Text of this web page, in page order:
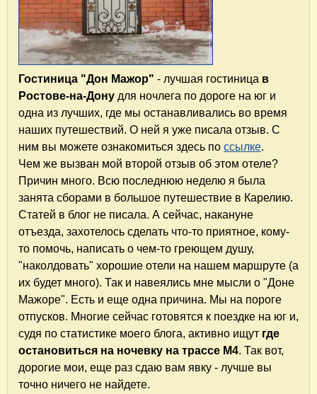
Гостиница "Дон Мажор" - лучшая гостиница в
Ростове-на-Дону для ночлега по дороге на юг и
одна из лучших, где мы останавливались во время
наших путешествий. О ней я уже писала отзыв. С
ним вы можете ознакомиться здесь по ссылке.
Чем же вызван мой второй отзыв об этом отеле?
Причин много. Всю последнюю неделю я была
занята сборами в большое путешествие в Карелию.
Статей в блог не писала. А сейчас, накануне
отъезда, захотелось сделать что-то приятное, кому-
то помочь, написать о чем-то греющем душу,
"наколдовать" хорошие отели на нашем маршруте (а
их будет много). Так и навеялись мне мысли о "Доне
Мажоре". Есть и еще одна причина. Мы на пороге
отпусков. Многие сейчас готовятся к поездке на юг и,
судя по статистике моего блога, активно ищут где
остановиться на ночевку на трассе М4. Так вот,
дорогие мои, еще раз сдаю вам явку - лучше вы
точно ничего не найдете.